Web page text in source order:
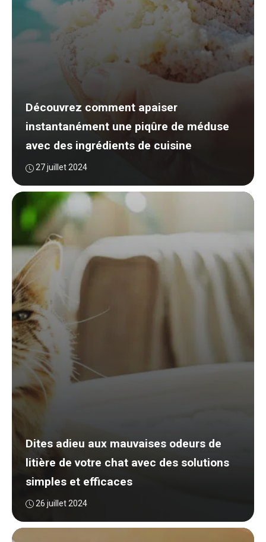
Découvrez comment apaiser
instantanément une piqûre de méduse
avec des ingrédients de cuisine
27 juillet 2024
Dites adieu aux mauvaises odeurs de
litière de votre chat avec des solutions
simples et efficaces
26 juillet 2024